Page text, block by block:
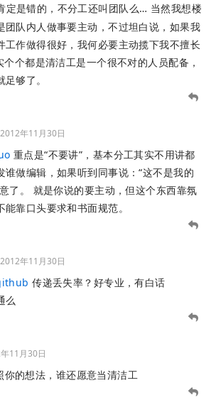
定是错的，不分工还叫团队么… 当然我想楼
团队内人做事要主动，不过坦白说，如果我
工作做得很好，我何必要主动揽下我不擅长
个都是清洁工是一个很不对的人员配备，
够了。
2012年11月30日
重点是“不要讲”，基本分工其实不用讲都
谁做编辑，如果听到同事说：“这不是我的
了。 就是你说的要主动，但这个东西靠氛
能靠口头要求和书面规范。
2012年11月30日
传递丢失率？好专业，有白话
么
11月30日
你的想法，谁还愿意当清洁工